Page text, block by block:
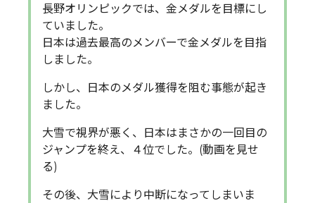
長野オリンピックでは、金メダルを目標にし
ていました。
日本は過去最高のメンバーで金メダルを目指
しました。
しかし、日本のメダル獲得を阻む事態が起き
ました。
大雪で視界が悪く、日本はまさかの一回目の
ジャンプを終え、４位でした。(動画を見せ
る)
その後、大雪により中断になってしまいま